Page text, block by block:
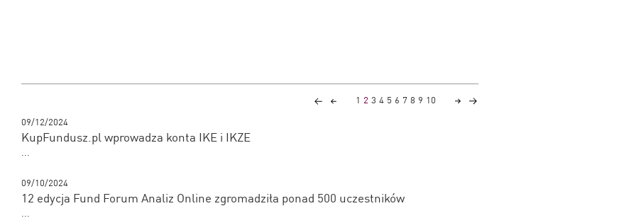
1 2 3 4 5 6 7 8 9 10
09/12/2024
KupFundusz.pl wprowadza konta IKE i IKZE
...
09/10/2024
12 edycja Fund Forum Analiz Online zgromadziła ponad 500 uczestników
...